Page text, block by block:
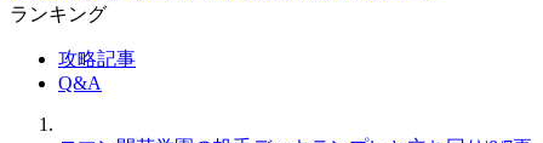
ランキング
攻略記事
Q&A